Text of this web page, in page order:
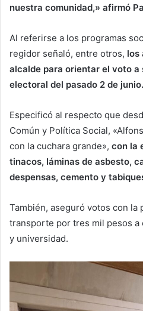
nuestra comunidad,» afirmó
Al referirse a los programas
regidor señaló, entre otros, los
alcalde para orientar el voto
electoral del pasado 2 de junio.
Especificó al respecto que
Común y Política Social,
con la cuchara grande», con la
tinacos, láminas de asbesto,
despensas, cemento y
También, aseguró votos con la
transporte por tres mil pesos
y universidad.